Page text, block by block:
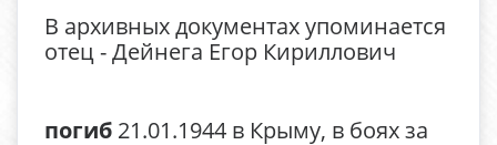
В архивных документах упоминается
отец - Дейнега Егор Кириллович
погиб 21.01.1944 в Крыму, в боях за